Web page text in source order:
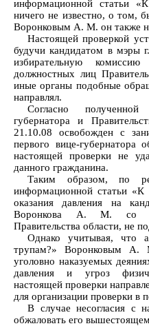
информационной статьи
ничего не известно, о том,
Воронковым А. М. он также
Настоящей проверкой
будучи кандидатом в мэры
избирательную
должностных лиц
иные органы подобные
направлял.
Согласно
губернатора и
21.10.08 освобожден с
первого вице-губернатора
настоящей проверки не
данного гражданина.
Таким образом, по
информационной статьи
оказания давления на
Воронкова А. М. со
Правительства области, не
Однако учитывая, что
трупам?» Воронковым А.
уголовно наказуемых
давления и угроз
настоящей проверки
для организации проверки
В случае несогласия с
обжаловать его